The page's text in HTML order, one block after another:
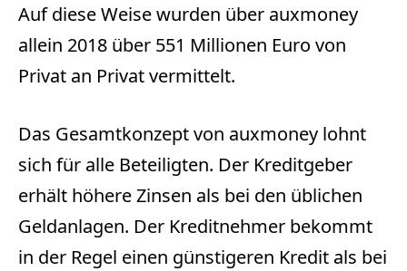
Auf diese Weise wurden über auxmoney
allein 2018 über 551 Millionen Euro von
Privat an Privat vermittelt.
Das Gesamtkonzept von auxmoney lohnt
sich für alle Beteiligten. Der Kreditgeber
erhält höhere Zinsen als bei den üblichen
Geldanlagen. Der Kreditnehmer bekommt
in der Regel einen günstigeren Kredit als bei